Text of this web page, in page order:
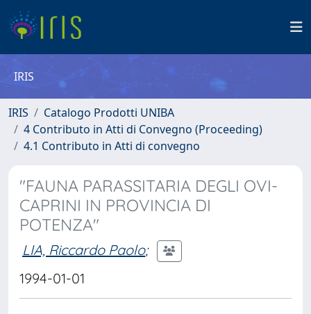
IRIS
IRIS
Catalogo Prodotti UNIBA
4 Contributo in Atti di Convegno (Proceeding)
4.1 Contributo in Atti di convegno
"FAUNA PARASSITARIA DEGLI OVI-
CAPRINI IN PROVINCIA DI
POTENZA"
LIA, Riccardo Paolo;
1994-01-01